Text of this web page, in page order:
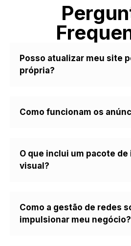
Posso atualizar meu site
própria?
Como funcionam os
O que inclui um pacote
visual?
Como a gestão de redes
impulsionar meu negócio?